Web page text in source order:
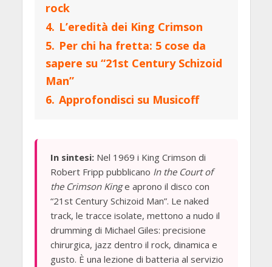
rock
4. L’eredità dei King Crimson
5. Per chi ha fretta: 5 cose da
sapere su “21st Century Schizoid
Man”
6. Approfondisci su Musicoff
In sintesi:Nel 1969 i King Crimson di
Robert Fripp pubblicano In the Court of
the Crimson Kinge aprono il disco con
“21st Century Schizoid Man”. Le naked
track, le tracce isolate, mettono a nudo il
drumming di Michael Giles: precisione
chirurgica, jazz dentro il rock, dinamica e
gusto. È una lezione di batteria al servizio